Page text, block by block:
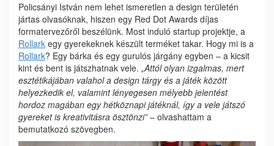
Policsányi István nem lehet ismeretlen a design területén
jártas olvasóknak, hiszen egy Red Dot Awards díjas
formatervezőről beszélünk. Most induló startup projektje, a
Rollark egy gyerekeknek készült terméket takar. Hogy mi is a
Rollark? Egy bárka és egy gurulós járgány egyben – a kicsit
kint és bent is játszhatnak vele. „Attól olyan izgalmas, mert
esztétikájában valahol a design tárgy és a játék között
helyezkedik el, valamint lényegesen mélyebb jelentést
hordoz magában egy hétköznapi játéknál, így a vele játszó
gyereket is kreativitásra ösztönzi”– olvashattam a
bemutatkozó szövegben.